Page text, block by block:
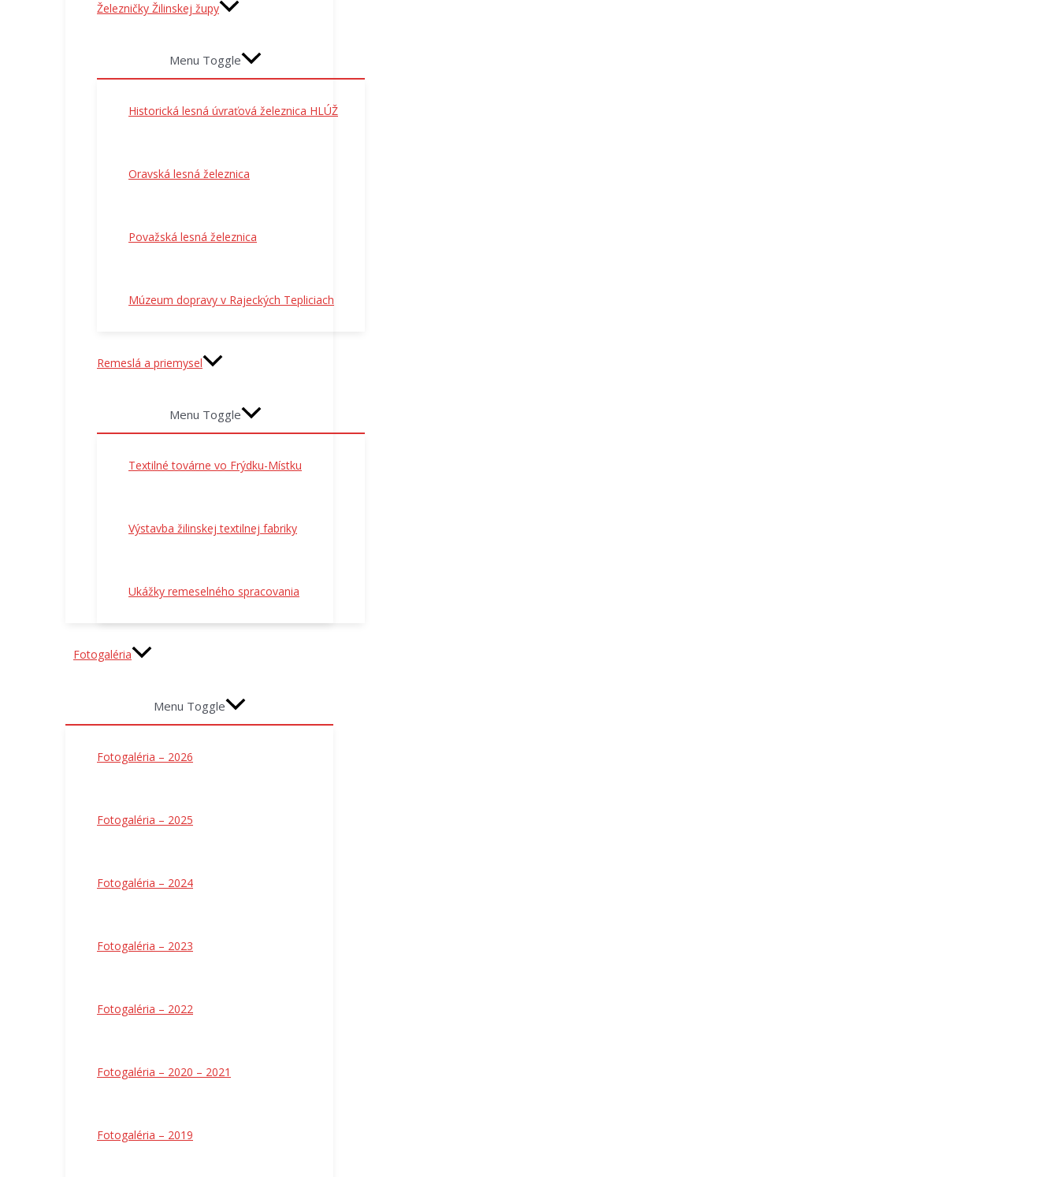
Železničky Žilinskej župy
Menu Toggle
Historická lesná úvraťová železnica HLÚŽ
Oravská lesná železnica
Považská lesná železnica
Múzeum dopravy v Rajeckých Tepliciach
Remeslá a priemysel
Menu Toggle
Textilné továrne vo Frýdku-Místku
Výstavba žilinskej textilnej fabriky
Ukážky remeselného spracovania
Fotogaléria
Menu Toggle
Fotogaléria – 2026
Fotogaléria – 2025
Fotogaléria – 2024
Fotogaléria – 2023
Fotogaléria – 2022
Fotogaléria – 2020 – 2021
Fotogaléria – 2019